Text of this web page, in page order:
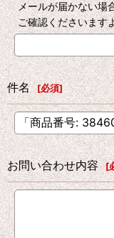
メールが届かない場
ご確認くださいます
件名 [必須]
お問い合わせ内容 [